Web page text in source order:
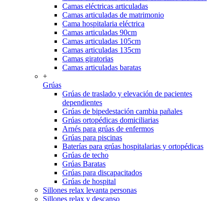
Camas eléctricas articuladas
Camas articuladas de matrimonio
Cama hospitalaria eléctrica
Camas articuladas 90cm
Camas articuladas 105cm
Camas articuladas 135cm
Camas giratorias
Camas articuladas baratas
+
Grúas
Grúas de traslado y elevación de pacientes
dependientes
Grúas de bipedestación cambia pañales
Grúas ortopédicas domiciliarias
Arnés para grúas de enfermos
Grúas para piscinas
Baterías para grúas hospitalarias y ortopédicas
Grúas de techo
Grúas Baratas
Grúas para discapacitados
Grúas de hospital
Sillones relax levanta personas
Sillones relax y descanso